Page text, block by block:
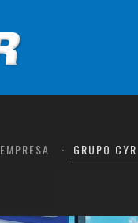
EMPRESA GRUPO CYR